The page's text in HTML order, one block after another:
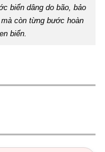
biển dâng do bão, bảo
còn từng bước hoàn
biển.